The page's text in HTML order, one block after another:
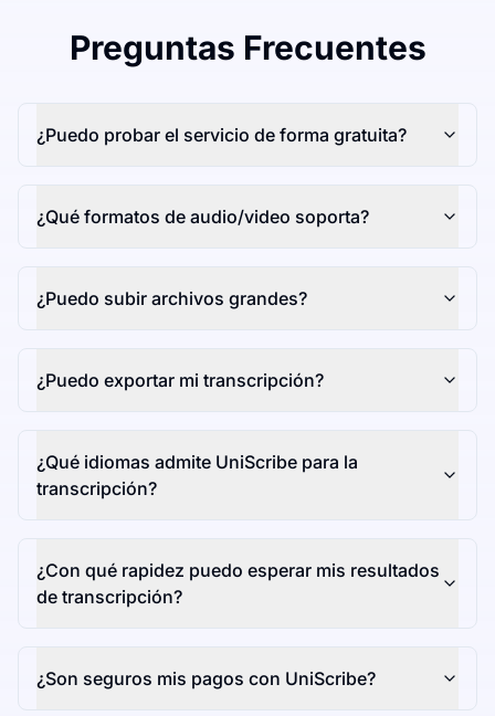
Preguntas Frecuentes
¿Puedo probar el servicio de forma gratuita?
¿Qué formatos de audio/video soporta?
¿Puedo subir archivos grandes?
¿Puedo exportar mi transcripción?
¿Qué idiomas admite UniScribe para la
transcripción?
¿Con qué rapidez puedo esperar mis resultados
de transcripción?
¿Son seguros mis pagos con UniScribe?